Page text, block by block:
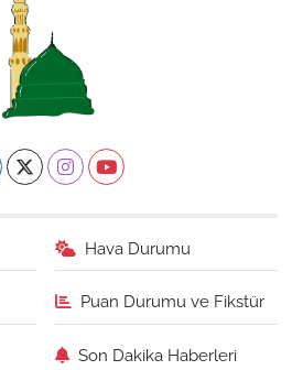
Hava Durumu
Puan Durumu ve Fikstür
Son Dakika Haberleri